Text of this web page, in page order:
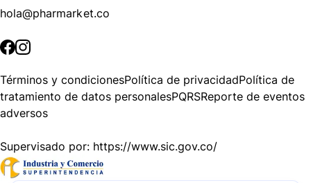
hola@pharmarket.co
Términos y condicionesPolítica de privacidadPolítica de
tratamiento de datos personalesPQRSReporte de eventos
adversos
Supervisado por: https://www.sic.gov.co/